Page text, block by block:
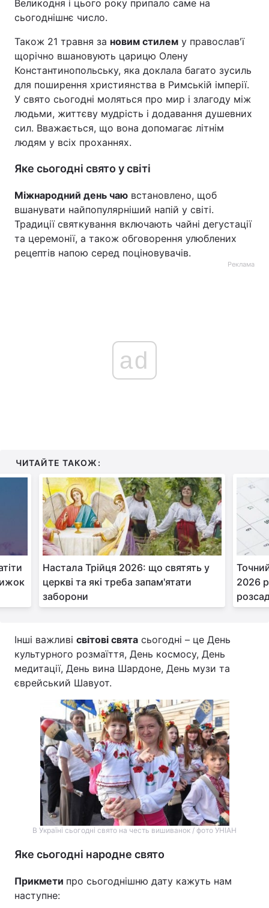
Великодня і цього року припало саме на
сьогоднішнє число.
Також 21 травня за новим стилем у православ'ї
щорічно вшановують царицю Олену
Константинопольську, яка доклала багато зусиль
для поширення християнства в Римській імперії.
У свято сьогодні моляться про мир і злагоду між
людьми, життєву мудрість і додавання душевних
сил. Вважається, що вона допомагає літнім
людям у всіх проханнях.
Яке сьогодні свято у світі
Міжнародний день чаю встановлено, щоб
вшанувати найпопулярніший напій у світі.
Традиції святкування включають чайні дегустації
та церемонії, а також обговорення улюблених
рецептів напою серед поціновувачів.
Реклама
ad
ЧИТАЙТЕ ТАКОЖ:
Настала Трійця 2026: що святять у
церкві та які треба запам'ятати
заборони
2026
Інші важливі світові свята сьогодні – це День
культурного розмаїття, День космосу, День
медитації, День вина Шардоне, День музи та
єврейський Шавуот.
В Україні сьогодні свято на честь вишиванок / фото УНІАН
Яке сьогодні народне свято
Прикмети про сьогоднішню дату кажуть нам
наступне: